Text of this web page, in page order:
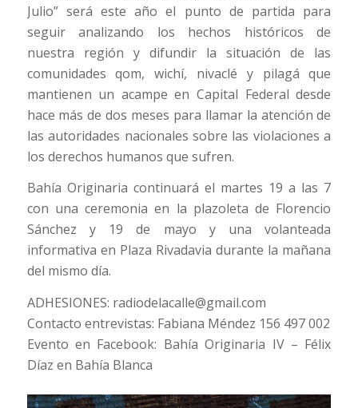
Julio” será este año el punto de partida para
seguir analizando los hechos históricos de
nuestra región y difundir la situación de las
comunidades qom, wichí, nivaclé y pilagá que
mantienen un acampe en Capital Federal desde
hace más de dos meses para llamar la atención de
las autoridades nacionales sobre las violaciones a
los derechos humanos que sufren.
Bahía Originaria continuará el martes 19 a las 7
con una ceremonia en la plazoleta de Florencio
Sánchez y 19 de mayo y una volanteada
informativa en Plaza Rivadavia durante la mañana
del mismo día.
ADHESIONES: radiodelacalle@gmail.com
Contacto entrevistas: Fabiana Méndez 156 497 002
Evento en Facebook: Bahía Originaria IV – Félix
Díaz en Bahía Blanca